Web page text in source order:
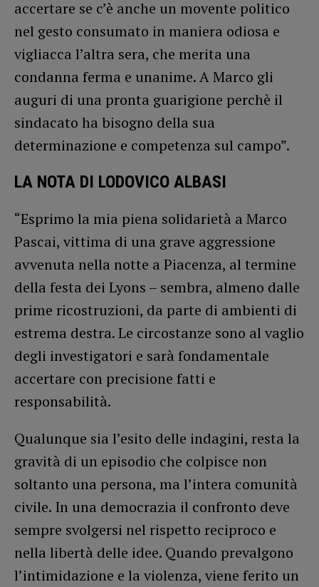
accertare se c’è anche un movente politico
nel gesto consumato in maniera odiosa e
vigliacca l’altra sera, che merita una
condanna ferma e unanime. A Marco gli
auguri di una pronta guarigione perchè il
sindacato ha bisogno della sua
determinazione e competenza sul campo”.
LA NOTA DI LODOVICO ALBASI
“Esprimo la mia piena solidarietà a Marco
Pascai, vittima di una grave aggressione
avvenuta nella notte a Piacenza, al termine
della festa dei Lyons – sembra, almeno dalle
prime ricostruzioni, da parte di ambienti di
estrema destra. Le circostanze sono al vaglio
degli investigatori e sarà fondamentale
accertare con precisione fatti e
responsabilità.
Qualunque sia l’esito delle indagini, resta la
gravità di un episodio che colpisce non
soltanto una persona, ma l’intera comunità
civile. In una democrazia il confronto deve
sempre svolgersi nel rispetto reciproco e
nella libertà delle idee. Quando prevalgono
l’intimidazione e la violenza, viene ferito un